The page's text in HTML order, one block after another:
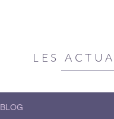
LES
BLOG